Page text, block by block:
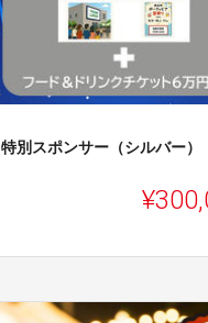
特別スポンサー（シルバー）